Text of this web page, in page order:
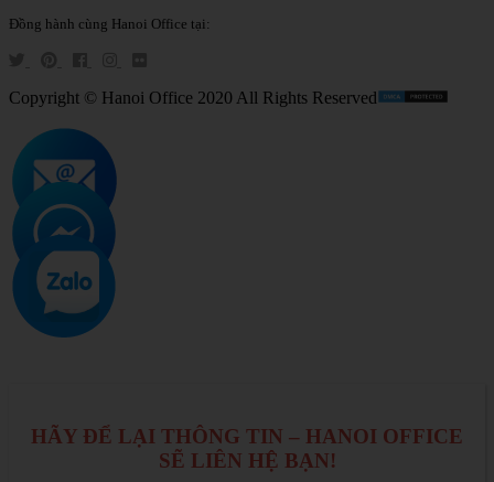
Đồng hành cùng Hanoi Office tại:
Copyright © Hanoi Office 2020 All Rights Reserved
HÃY ĐỂ LẠI THÔNG TIN – HANOI OFFICE
SẼ LIÊN HỆ BẠN!